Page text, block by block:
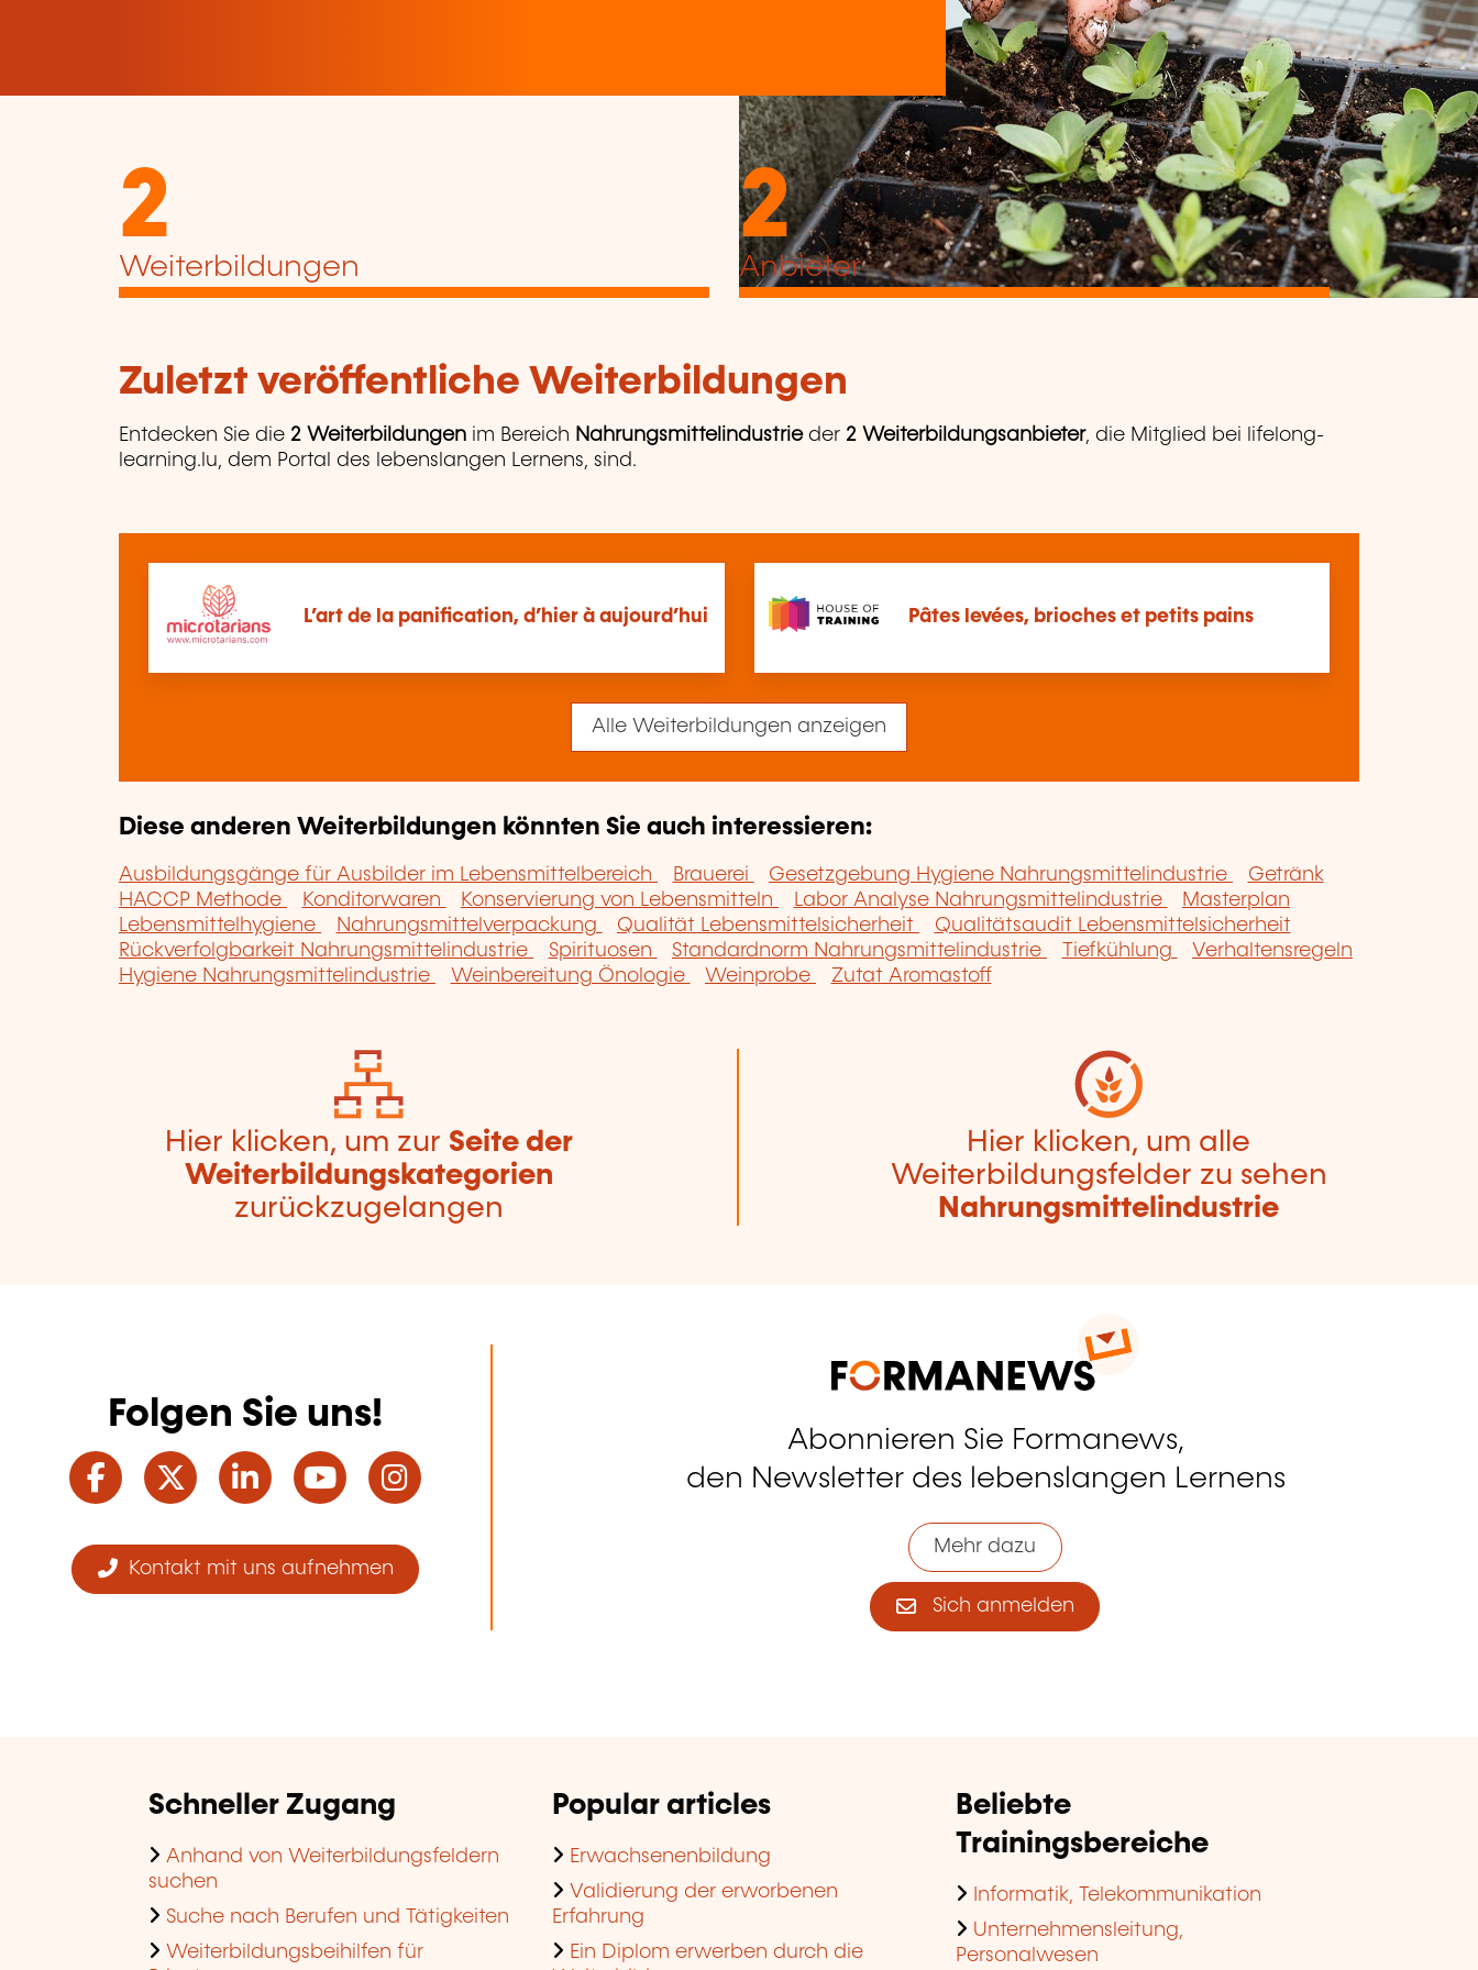
2
Weiterbildungen
2
Anbieter
Zuletzt veröffentliche Weiterbildungen
Entdecken Sie die 2 Weiterbildungen im Bereich Nahrungsmittelindustrieder 2 Weiterbildungsanbieter, die Mitglied bei lifelong-
learning.lu, dem Portal des lebenslangen Lernens, sind.
L’art de la panification, d’hier à aujourd’hui Pâtes levées, brioches et petits pains
Alle Weiterbildungen anzeigen
Diese anderen Weiterbildungen könnten Sie auch interessieren:
Ausbildungsgänge für Ausbilder im Lebensmittelbereich Brauerei Gesetzgebung Hygiene Nahrungsmittelindustrie
Getränk
HACCP Methode
Konditorwaren Konservierung von Lebensmitteln Labor Analyse Nahrungsmittelindustrie
Masterplan
Lebensmittelhygiene
Nahrungsmittelverpackung Qualität Lebensmittelsicherheit
Qualitätsaudit Lebensmittelsicherheit
Rückverfolgbarkeit Nahrungsmittelindustrie
Spirituosen Standardnorm Nahrungsmittelindustrie Tiefkühlung
Verhaltensregeln
Hygiene Nahrungsmittelindustrie
Weinbereitung Önologie Weinprobe Zutat Aromastoff
Hier klicken, um zur Seite der
Weiterbildungskategorien
zurückzugelangen
Hier klicken, um alle
Weiterbildungsfelder zu sehen
Nahrungsmittelindustrie
Folgen Sie uns!
Facebook
TwitterLinkedInYouTube
Kontakt mit uns aufnehmen
Abonnieren Sie Formanews,
den Newsletter des lebenslangen Lernens
Mehr dazu
Sich anmelden
Schneller Zugang
Anhand von Weiterbildungsfeldern
suchen
Suche nach Berufen und Tätigkeiten
Weiterbildungsbeihilfen für
Popular articles
Erwachsenenbildung
Validierung der erworbenen
Erfahrung
Ein Diplom erwerben durch die
Beliebte
Trainingsbereiche
Informatik, Telekommunikation
Unternehmensleitung,
Personalwesen